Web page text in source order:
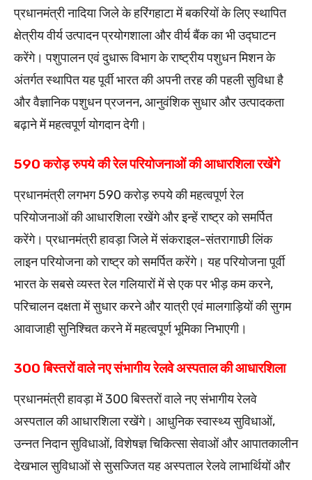
प्रधानमंत्री नादिया जिले के हरिंगहाटा में बकरियों के लिए स्थापित
क्षेत्रीय वीर्य उत्पादन प्रयोगशाला और वीर्य बैंक का भी उद्घाटन
करेंगे। पशुपालन एवं दुधारू विभाग के राष्ट्रीय पशुधन मिशन के
अंतर्गत स्थापित यह पूर्वी भारत की अपनी तरह की पहली सुविधा है
और वैज्ञानिक पशुधन प्रजनन, आनुवंशिक सुधार और उत्पादकता
बढ़ाने में महत्वपूर्ण योगदान देगी।
590 करोड़ रुपये की रेल परियोजनाओं की आधारशिला रखेंगे
प्रधानमंत्री लगभग 590 करोड़ रुपये की महत्वपूर्ण रेल
परियोजनाओं की आधारशिला रखेंगे और इन्हें राष्ट्र को समर्पित
करेंगे। प्रधानमंत्री हावड़ा जिले में संकराइल-संतरागाछी लिंक
लाइन परियोजना को राष्ट्र को समर्पित करेंगे। यह परियोजना पूर्वी
भारत के सबसे व्यस्त रेल गलियारों में से एक पर भीड़ कम करने,
परिचालन दक्षता में सुधार करने और यात्री एवं मालगाड़ियों की सुगम
आवाजाही सुनिश्चित करने में महत्वपूर्ण भूमिका निभाएगी।
300 बिस्तरों वाले नए संभागीय रेलवे अस्पताल की आधारशिला
प्रधानमंत्री हावड़ा में 300 बिस्तरों वाले नए संभागीय रेलवे
अस्पताल की आधारशिला रखेंगे। आधुनिक स्वास्थ्य सुविधाओं,
उन्नत निदान सुविधाओं, विशेषज्ञ चिकित्सा सेवाओं और आपातकालीन
देखभाल सुविधाओं से सुसज्जित यह अस्पताल रेलवे लाभार्थियों और